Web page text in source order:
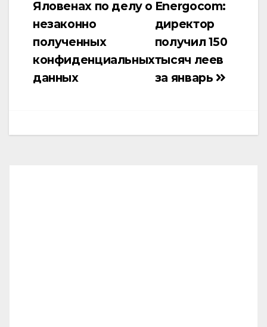
Energocom:
директор
получил 150
тысяч леев
за январь
Яловенах по делу о
незаконно
полученных
конфиденциальных
данных